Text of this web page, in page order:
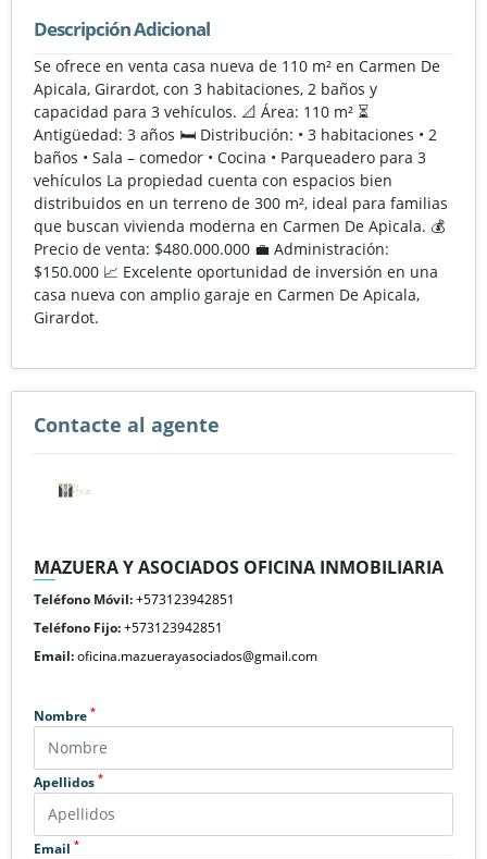
Descripción Adicional
Se ofrece en venta casa nueva de 110 m² en Carmen De
Apicala, Girardot, con 3 habitaciones, 2 baños y
capacidad para 3 vehículos. 📐 Área: 110 m² ⏳
Antigüedad: 3 años 🛏️ Distribución: • 3 habitaciones • 2
baños • Sala – comedor • Cocina • Parqueadero para 3
vehículos La propiedad cuenta con espacios bien
distribuidos en un terreno de 300 m², ideal para familias
que buscan vivienda moderna en Carmen De Apicala. 💰
Precio de venta: $480.000.000 💼 Administración:
$150.000 📈 Excelente oportunidad de inversión en una
casa nueva con amplio garaje en Carmen De Apicala,
Girardot.
Contacte al agente
MAZUERA Y ASOCIADOS OFICINA INMOBILIARIA
Teléfono Móvil:+573123942851
Teléfono Fijo:+573123942851
Email:oficina.mazuerayasociados@gmail.com
Nombre *
Apellidos *
Email *